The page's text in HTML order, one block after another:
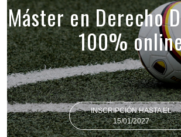
Máster en Derecho
100%
INSCRIPCIÓN HASTA EL
15/01/2027